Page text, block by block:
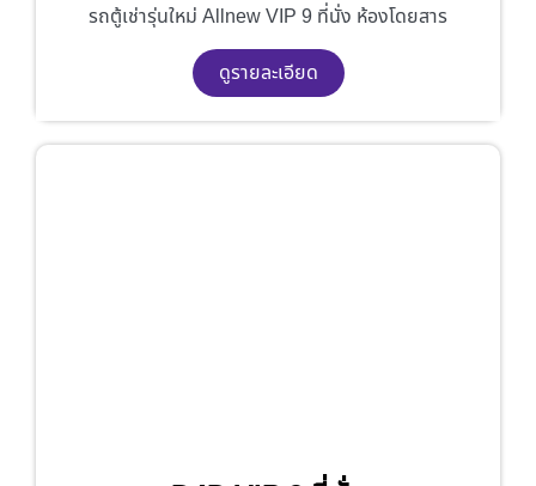
รถตู้เช่ารุ่นใหม่ Allnew VIP 9 ที่นั่ง ห้องโดยสาร
ดูรายละเอียด